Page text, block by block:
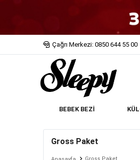
Çağrı Merkezi: 0850 644 55 00
BEBEK BEZİ
Gross Paket
Gross Paket